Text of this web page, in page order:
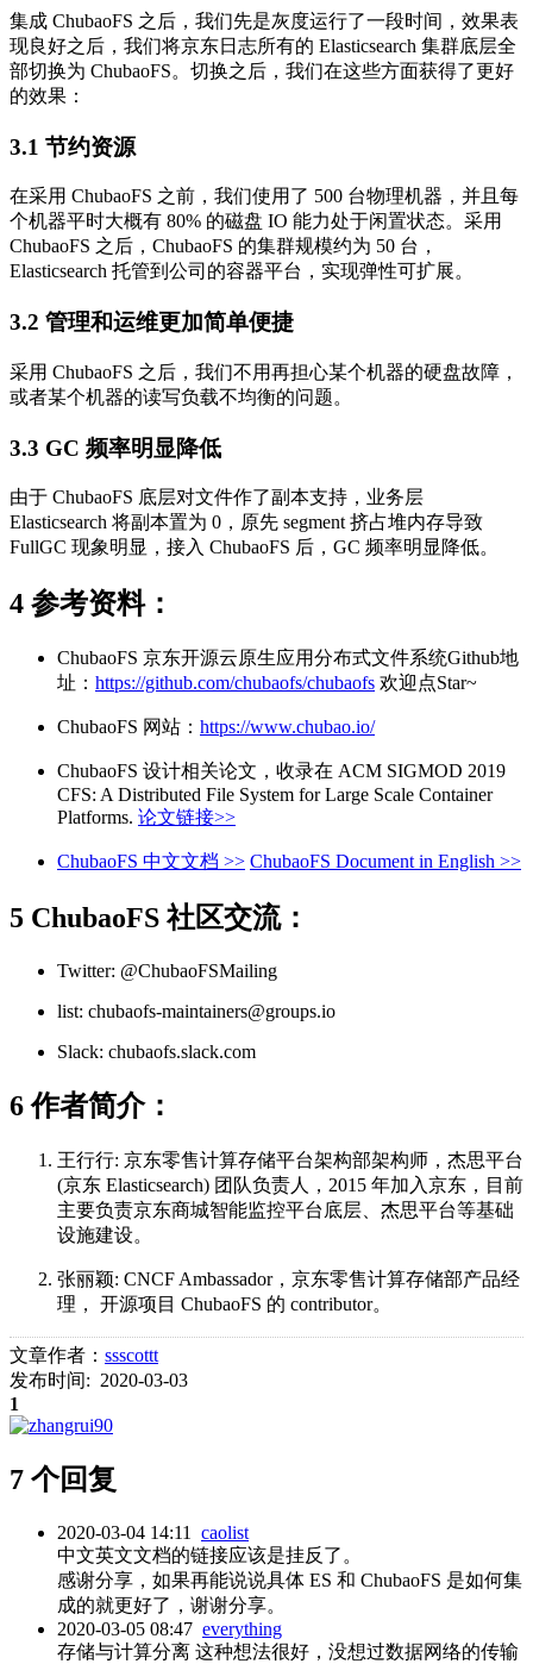
集成 ChubaoFS 之后，我们先是灰度运行了一段时间，效果表
现良好之后，我们将京东日志所有的 Elasticsearch 集群底层全
部切换为 ChubaoFS。切换之后，我们在这些方面获得了更好
的效果：
3.1 节约资源
在采用 ChubaoFS 之前，我们使用了 500 台物理机器，并且每
个机器平时大概有 80% 的磁盘 IO 能力处于闲置状态。采用
ChubaoFS 之后，ChubaoFS 的集群规模约为 50 台，
Elasticsearch 托管到公司的容器平台，实现弹性可扩展。
3.2 管理和运维更加简单便捷
采用 ChubaoFS 之后，我们不用再担心某个机器的硬盘故障，
或者某个机器的读写负载不均衡的问题。
3.3 GC 频率明显降低
由于 ChubaoFS 底层对文件作了副本支持，业务层
Elasticsearch 将副本置为 0，原先 segment 挤占堆内存导致
FullGC 现象明显，接入 ChubaoFS 后，GC 频率明显降低。
4 参考资料：
ChubaoFS 京东开源云原生应用分布式文件系统Github地
址： https://github.com/chubaofs/chubaofs 欢迎点Star~
ChubaoFS 网站： https://www.chubao.io/
ChubaoFS 设计相关论文，收录在 ACM SIGMOD 2019
CFS: A Distributed File System for Large Scale Container
Platforms. 论文链接>>
ChubaoFS 中文文档 >> ChubaoFS Document in English >>
5 ChubaoFS 社区交流：
Twitter: @ChubaoFSMailing
list: chubaofs-maintainers@groups.io
Slack: chubaofs.slack.com
6 作者简介：
王行行: 京东零售计算存储平台架构部架构师，杰思平台
(京东 Elasticsearch) 团队负责人，2015 年加入京东，目前
主要负责京东商城智能监控平台底层、杰思平台等基础
设施建设。
张丽颖: CNCF Ambassador，京东零售计算存储部产品经
理， 开源项目 ChubaoFS 的 contributor。
文章作者： ssscottt
发布时间: 2020-03-03
1
7 个回复
2020-03-04 14:11
caolist
中文英文文档的链接应该是挂反了。
感谢分享，如果再能说说具体 ES 和 ChubaoFS 是如何集
成的就更好了，谢谢分享。
2020-03-05 08:47 everything
存储与计算分离 这种想法很好，没想过数据网络的传输